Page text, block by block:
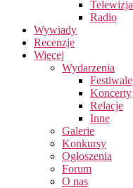
Telewizja
Radio
Wywiady
Recenzje
Więcej
Wydarzenia
Festiwale
Koncerty
Relacje
Inne
Galerie
Konkursy
Ogłoszenia
Forum
O nas